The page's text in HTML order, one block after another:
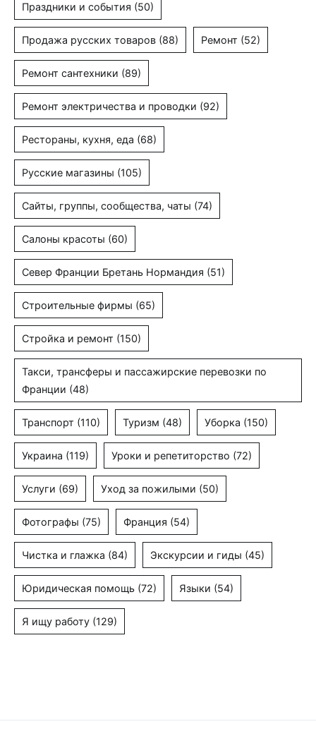
Праздники и события (50)
Продажа русских товаров (88) Ремонт (52)
Ремонт сантехники (89)
Ремонт электричества и проводки (92)
Рестораны, кухня, еда (68)
Русские магазины (105)
Сайты, группы, сообщества, чаты (74)
Салоны красоты (60)
Север Франции Бретань Нормандия (51)
Строительные фирмы (65)
Стройка и ремонт (150)
Такси, трансферы и пассажирские перевозки по
Франции (48)
Транспорт (110) Туризм (48) Уборка (150)
Украина (119) Уроки и репетиторство (72)
Услуги (69) Уход за пожилыми (50)
Фотографы (75) Франция (54)
Чистка и глажка (84) Экскурсии и гиды (45)
Юридическая помощь (72) Языки (54)
Я ищу работу (129)